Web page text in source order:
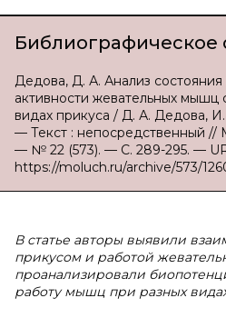
Библиографическое
Дедова, Д. А. Анализ
активности жевательных мышц
видах прикуса / Д. А. Дедова,
— Текст : непосредственный
— № 22 (573). — С. 289-295. —
https://moluch.ru/archive/573/
В статье авторы выявили
прикусом и работой
проанализировали
работу мышц при разных